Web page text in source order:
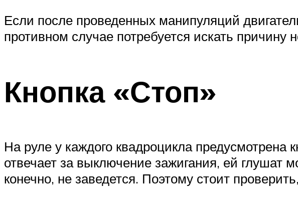
Если после проведенных манипуляций
противном случае потребуется искать
Кнопка «Стоп»
На руле у каждого квадроцикла предусмотрена
отвечает за выключение зажигания, ей глушат
конечно, не заведется. Поэтому стоит